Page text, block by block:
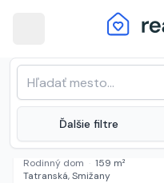
Ďalšie filtre
Najnovšie
64 220 inzerátov)
183 000 €
Rekonštruovaný RD so
Smiža
Rodinný dom · 159 m²
Tatranská, Smižany